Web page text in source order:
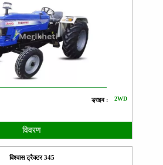
ड्राइव : 2WD
विवरण
विश्वास ट्रैक्टर 345